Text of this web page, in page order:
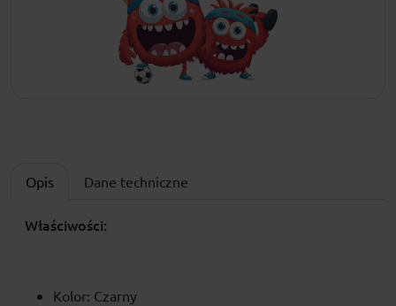
Opis Dane techniczne
Właściwości:
Kolor: Czarny